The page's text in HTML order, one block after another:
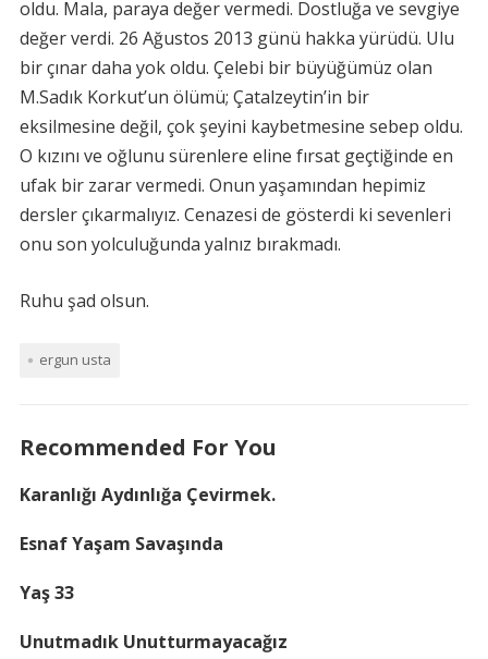
oldu. Mala, paraya değer vermedi. Dostluğa ve sevgiye
değer verdi. 26 Ağustos 2013 günü hakka yürüdü. Ulu
bir çınar daha yok oldu. Çelebi bir büyüğümüz olan
M.Sadık Korkut’un ölümü; Çatalzeytin’in bir
eksilmesine değil, çok şeyini kaybetmesine sebep oldu.
O kızını ve oğlunu sürenlere eline fırsat geçtiğinde en
ufak bir zarar vermedi. Onun yaşamından hepimiz
dersler çıkarmalıyız. Cenazesi de gösterdi ki sevenleri
onu son yolculuğunda yalnız bırakmadı.
Ruhu şad olsun.
ergun usta
Recommended For You
Karanlığı Aydınlığa Çevirmek.
Esnaf Yaşam Savaşında
Yaş 33
Unutmadık Unutturmayacağız